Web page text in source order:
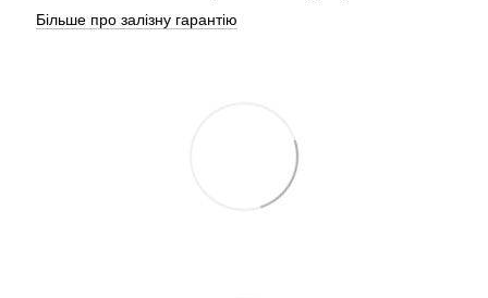
Більше про залізну гарантію